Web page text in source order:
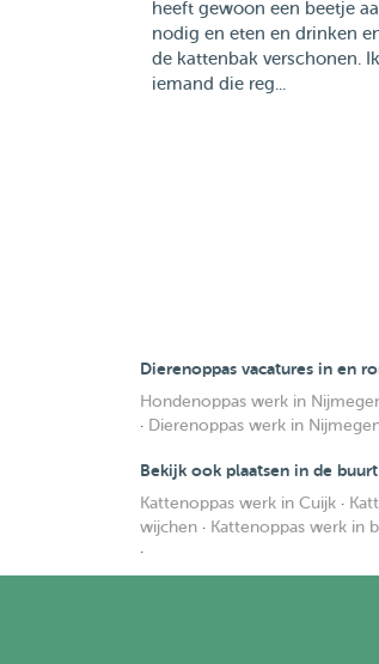
heeft gewoon een beetje
nodig en eten en drinken
de kattenbak verschonen.
iemand die reg...
Dierenoppas vacatures in en
Hondenoppas werk in
· Dierenoppas werk in
Bekijk ook plaatsen in de
Kattenoppas werk in Cuijk ·
wijchen · Kattenoppas werk in
·